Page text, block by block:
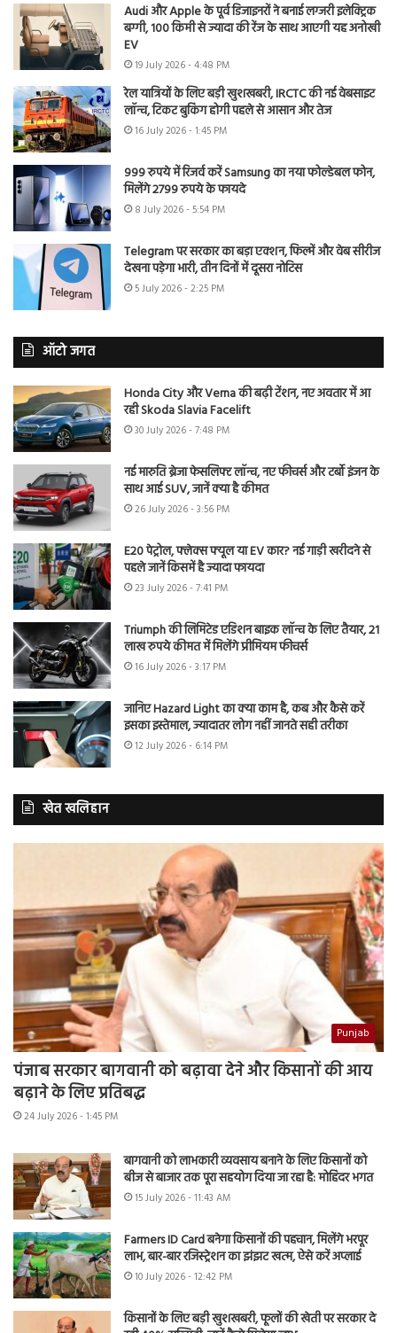
Audi और Apple के पूर्व डिजाइनरों ने बनाई लग्जरी इलेक्ट्रिक
बग्गी, 100 किमी से ज्यादा की रेंज के साथ आएगी यह अनोखी
EV
19 July 2026 - 4:48 PM
रेल यात्रियों के लिए बड़ी खुशखबरी, IRCTC की नई वेबसाइट
लॉन्च, टिकट बुकिंग होगी पहले से आसान और तेज
16 July 2026 - 1:45 PM
999 रुपये में रिजर्व करें Samsung का नया फोल्डेबल फोन,
मिलेंगे 2799 रुपये के फायदे
8 July 2026 - 5:54 PM
Telegram पर सरकार का बड़ा एक्शन, फिल्में और वेब सीरीज
देखना पड़ेगा भारी, तीन दिनों में दूसरा नोटिस
5 July 2026 - 2:25 PM
ऑटो जगत
Honda City और Verna की बढ़ी टेंशन, नए अवतार में आ
रही Skoda Slavia Facelift
30 July 2026 - 7:48 PM
नई मारुति ब्रेजा फेसलिफ्ट लॉन्च, नए फीचर्स और टर्बो इंजन के
साथ आई SUV, जानें क्या है कीमत
26 July 2026 - 3:56 PM
E20 पेट्रोल, फ्लेक्स फ्यूल या EV कार? नई गाड़ी खरीदने से
पहले जानें किसमें है ज्यादा फायदा
23 July 2026 - 7:41 PM
Triumph की लिमिटेड एडिशन बाइक लॉन्च के लिए तैयार, 21
लाख रुपये कीमत में मिलेंगे प्रीमियम फीचर्स
16 July 2026 - 3:17 PM
जानिए Hazard Light का क्या काम है, कब और कैसे करें
इसका इस्तेमाल, ज्यादातर लोग नहीं जानते सही तरीका
12 July 2026 - 6:14 PM
खेत खलिहान
Punjab
पंजाब सरकार बागवानी को बढ़ावा देने और किसानों की आय
बढ़ाने के लिए प्रतिबद्ध
24 July 2026 - 1:45 PM
बागवानी को लाभकारी व्यवसाय बनाने के लिए किसानों को
बीज से बाजार तक पूरा सहयोग दिया जा रहा है: मोहिंदर भगत
15 July 2026 - 11:43 AM
Farmers ID Card बनेगा किसानों की पहचान, मिलेंगे भरपूर
लाभ, बार-बार रजिस्ट्रेशन का झंझट खत्म, ऐसे करें अप्लाई
10 July 2026 - 12:42 PM
किसानों के लिए बड़ी खुशखबरी, फूलों की खेती पर सरकार दे